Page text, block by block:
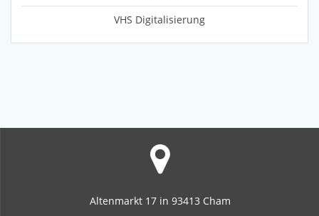
VHS Digitalisierung
Altenmarkt 17 in 93413 Cham